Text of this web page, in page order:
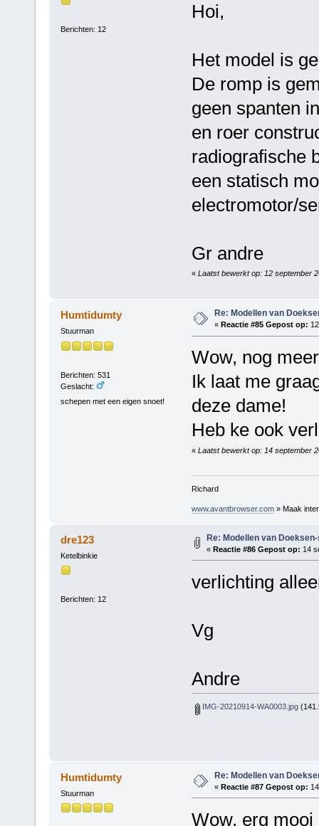
Berichten: 12
Hoi,
Het model is
De romp is
geen spanten
en roer
radiografische
een statisch
electromotor/
Gr andre
« Laatst bewerkt op: 12 september
Humtidumty
Stuurman
Berichten: 531
Geslacht:
schepen met een eigen snoet!
Re: Modellen van
« Reactie #85 Gepost op:
Wow, nog
Ik laat me
deze dame!
Heb ke ook
« Laatst bewerkt op: 14 september
Richard
www.avantbrowser.com» Maak
dre123
Ketelbinkie
Berichten: 12
Re: Modellen van
« Reactie #86 Gepost op: 14
verlichting
Vg
Andre
IMG-20210914-WA0003.jpg
Humtidumty
Stuurman
Re: Modellen van
« Reactie #87 Gepost op:
Wow, erg mooi